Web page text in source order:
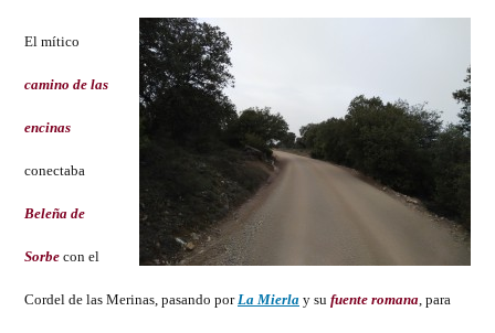
mítico
El mítico
camino de las
encinas
conectaba
Beleña de
Sorbecon el
Cordel de las Merinas, pasando porLa Mierlay sufuente romana, para